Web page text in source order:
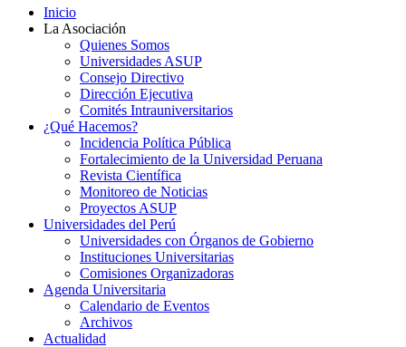
Inicio
La Asociación
Quienes Somos
Universidades ASUP
Consejo Directivo
Dirección Ejecutiva
Comités Intrauniversitarios
¿Qué Hacemos?
Incidencia Política Pública
Fortalecimiento de la Universidad Peruana
Revista Científica
Monitoreo de Noticias
Proyectos ASUP
Universidades del Perú
Universidades con Órganos de Gobierno
Instituciones Universitarias
Comisiones Organizadoras
Agenda Universitaria
Calendario de Eventos
Archivos
Actualidad